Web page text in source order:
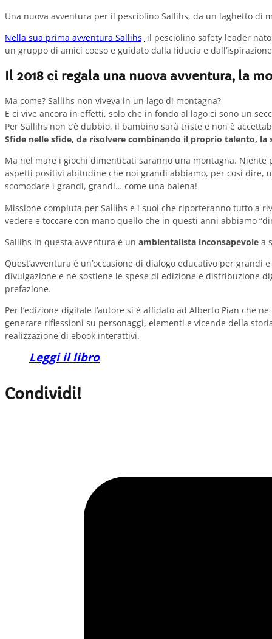
Una nuova avventura per il pesciolino Sallihs, da un laghetto
Nella sua prima avventura Sallihs, il pesciolino safety leader
un gruppo di amici coeso e guidato dalla fiducia e
Il 2018 ci regala una nuova avventura, la
Ma come? Sallihs non viveva in un lago di montagna?
E ci vive ancora in effetti, solo che in fondo al lago ci sono un
Per Sallihs non c’è dubbio, il bambino sarà triste e non è
Sfide nelle sfide, da risolvere combinando il proprio talento, la
Ma nel mare i giochi dimenticati saranno una montagna.
aspetti positivi abitudine che noi grandi abbiamo, per così dire,
scomodare i grandi, grandi… come una balena!
Missione compiuta per Sallihs e i suoi che riporteranno tutto a
vedere e toccare con mano quello che in questi anni abbiamo
Sallihs in questa avventura è un ambientalista inconsapevole a
Quest’avventura è un’occasione di dialogo educativo per
divulgazione e ne sostiene le spese di edizione e distribuzione
prefazione.
Per l’edizione digitale l’autore si è affidato ad Alberto Pian
generare riflessioni su personaggi, elementi e vicende della
realizzazione di ebook interattivi.
Leggi il libro
Condividi!